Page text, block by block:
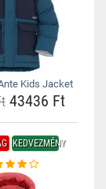
Kids Jacket
43436 Ft
KEDVEZMÉNY